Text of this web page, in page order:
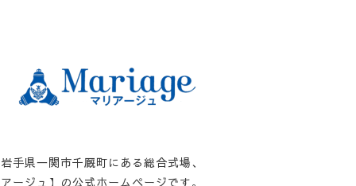
岩手県一関市千厩町にある総合式場、
ージュ】の公式ホームページです。